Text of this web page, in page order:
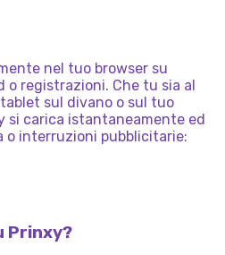
nel tuo browser su
o registrazioni. Che tu sia al
sul divano o sul tuo
carica istantaneamente ed
o interruzioni pubblicitarie:
Prinxy?